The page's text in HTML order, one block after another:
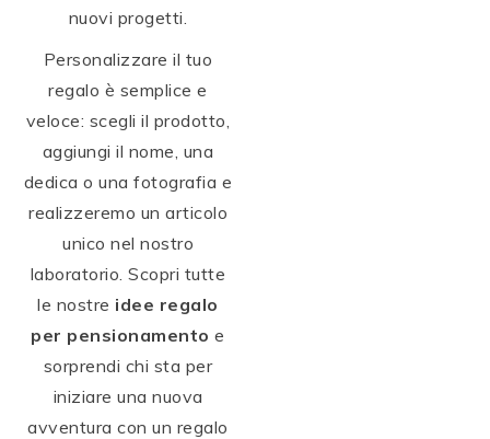
nuovi progetti.
Personalizzare il tuo
regalo è semplice e
veloce: scegli il prodotto,
aggiungi il nome, una
dedica o una fotografia e
realizzeremo un articolo
unico nel nostro
laboratorio. Scopri tutte
le nostre idee regalo
per pensionamento e
sorprendi chi sta per
iniziare una nuova
avventura con un regalo